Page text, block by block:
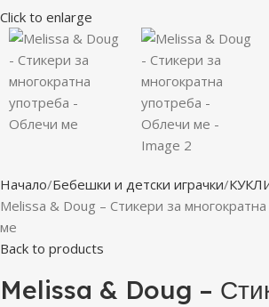
Click to enlarge
Начало Бебешки и детски играчки
Melissa & Doug – Стикери за
ме
Back to products
Melissa & Doug –